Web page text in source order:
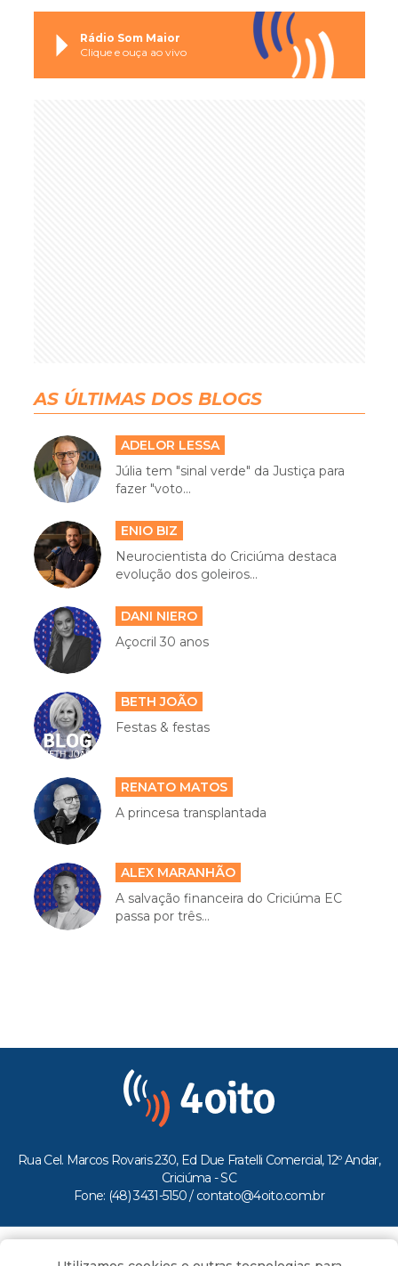
Rádio Som Maior
Clique e ouça ao vivo
AS ÚLTIMAS DOS BLOGS
ADELOR LESSA
Júlia tem "sinal verde" da Justiça para
fazer "voto...
ENIO BIZ
Neurocientista do Criciúma destaca
evolução dos goleiros...
DANI NIERO
Açocril 30 anos
BETH JOÃO
Festas & festas
RENATO MATOS
A princesa transplantada
ALEX MARANHÃO
A salvação financeira do Criciúma EC
passa por três...
Rua Cel. Marcos Rovaris 230, Ed Due Fratelli Comercial, 12º Andar,
Criciúma - SC
Fone: (48) 3431-5150 / contato@4oito.com.br